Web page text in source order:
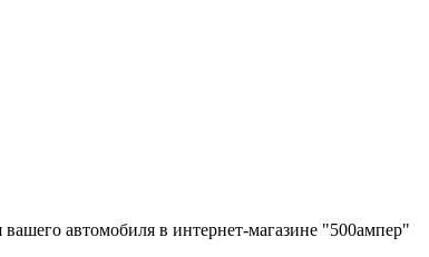
автомобиля в интернет-магазине "500ампер"